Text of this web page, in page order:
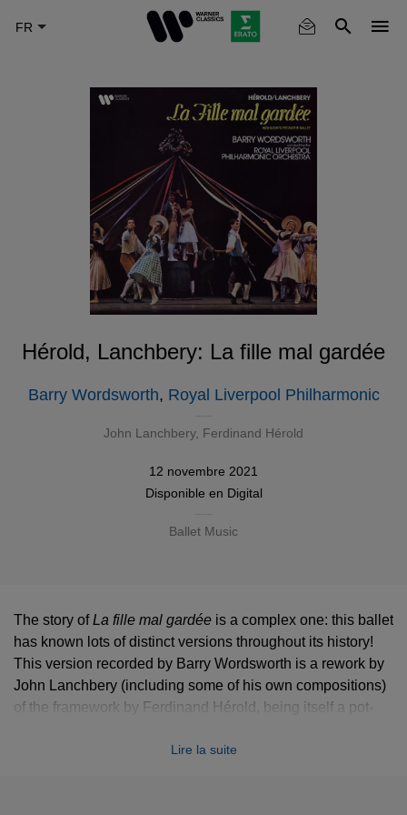
Hérold, Lanchbery: La fille mal gardée
Barry Wordsworth, Royal Liverpool Philharmonic
John Lanchbery, Ferdinand Hérold
12 novembre 2021
Disponible en Digital
Ballet Music
The story ofLa fille mal gardée is a complex one: this ballet
has known lots of distinct versions throughout its history!
This version recorded by Barry Wordsworth is a rework by
John Lanchbery (including some of his own compositions)
of the framework by Ferdinand Hérold, being itself a pot-
Martini. Choreographed by Frederick Ashton, the
Lire la suite